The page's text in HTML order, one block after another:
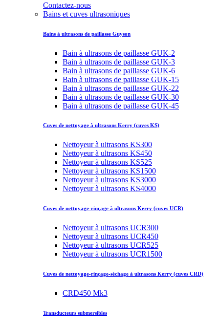
Contactez-nous
Bains et cuves ultrasoniques
Bains à ultrasons de paillasse Guyson
Bain à ultrasons de paillasse GUK-2
Bain à ultrasons de paillasse GUK-3
Bain à ultrasons de paillasse GUK-6
Bain à ultrasons de paillasse GUK-15
Bain à ultrasons de paillasse GUK-22
Bain à ultrasons de paillasse GUK-30
Bain à ultrasons de paillasse GUK-45
Cuves de nettoyage à ultrasons Kerry (cuves KS)
Nettoyeur à ultrasons KS300
Nettoyeur à ultrasons KS450
Nettoyeur à ultrasons KS525
Nettoyeur à ultrasons KS1500
Nettoyeur à ultrasons KS3000
Nettoyeur à ultrasons KS4000
Cuves de nettoyage-rinçage à ultrasons Kerry (cuves UCR)
Nettoyeur à ultrasons UCR300
Nettoyeur à ultrasons UCR450
Nettoyeur à ultrasons UCR525
Nettoyeur à ultrasons UCR1500
Cuves de nettoyage-rinçage-séchage à ultrasons Kerry (cuves CRD)
CRD450 Mk3
Transducteurs submersibles